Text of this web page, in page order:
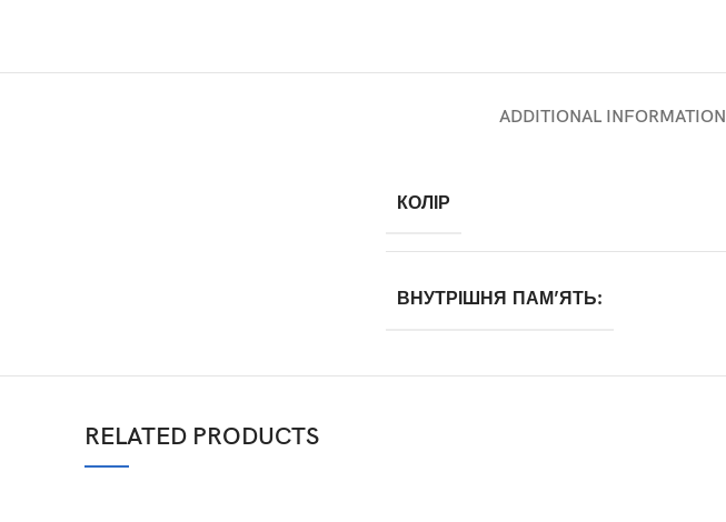
ADDITIONAL INFORMATION
КОЛІР
ВНУТРІШНЯ ПАМ'ЯТЬ:
RELATED PRODUCTS